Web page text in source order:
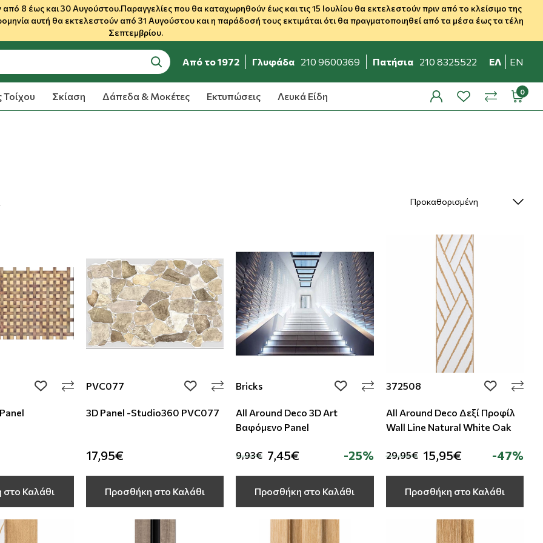
8 έως και 30 Αυγούστου.Παραγγελίες που θα καταχωρηθούν έως και τις 15 Ιουλίου θα εκτελεστούν πριν από το κλείσιμο της
αυτή θα εκτελεστούν από 31 Αυγούστου και η παράδοσή τους εκτιμάται ότι θα πραγματοποιηθεί από τα μέσα έως τα τέλη
Σεπτεμβρίου.
search
Από το 1972 Γλυφάδα 210 9600369 Πατήσια 210 8325522 ΕΛ EN
Τοίχου Σκίαση Δάπεδα & Μοκέτες Εκτυπώσεις Λευκά Είδη profilewishlistcompare
add to wishlist
Καλάθι
PVC077 add to wishlist
3D Panel -Studio360 PVC077
17,95€
Προσθήκη στο Καλάθι
Bricks add to wishlist
All Around Deco 3D Art
Βαφόμενο Panel
9,93€ 7,45€ -25%
Προσθήκη στο Καλάθι
372508 add to
All Around Deco Δεξί Προφίλ
Wall Line Natural White Oak
29,95€ 15,95€ -47%
Προσθήκη στο Καλάθι